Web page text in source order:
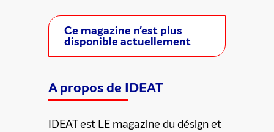
Ce magazine n'est plus
disponible actuellement
A propos de IDEAT
IDEAT est LE magazine du désign et